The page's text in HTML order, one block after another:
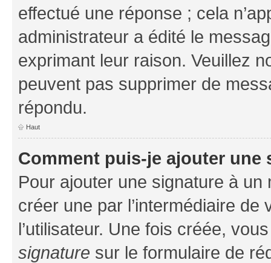
effectué une réponse ; cela
administrateur a édité le
exprimant leur raison. Veuillez
peuvent pas supprimer de
répondu.
Haut
Comment puis-je ajouter une
Pour ajouter une signature à un
créer une par l’intermédiaire
l’utilisateur. Une fois créée,
signature sur le formulaire de